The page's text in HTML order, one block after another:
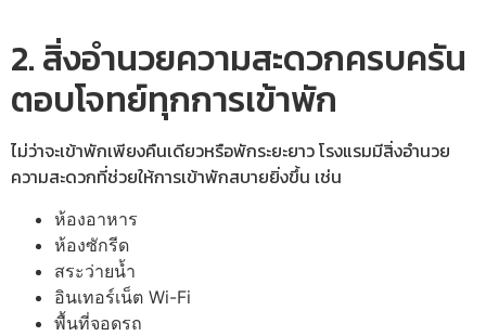
2. สิ่งอำนวยความสะดวกครบครัน
ตอบโจทย์ทุกการเข้าพัก
ไม่ว่าจะเข้าพักเพียงคืนเดียวหรือพักระยะยาว โรงแรมมีสิ่งอำนวย
ความสะดวกที่ช่วยให้การเข้าพักสบายยิ่งขึ้น เช่น
ห้องอาหาร
ห้องซักรีด
สระว่ายน้ำ
อินเทอร์เน็ต Wi-Fi
พื้นที่จอดรถ